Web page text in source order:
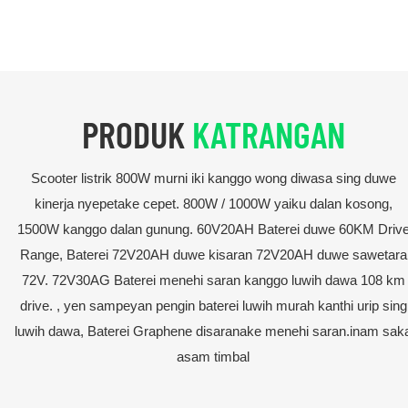
PRODUK KATRANGAN
Scooter listrik 800W murni iki kanggo wong diwasa sing duwe
kinerja nyepetake cepet. 800W / 1000W yaiku dalan kosong,
1500W kanggo dalan gunung. 60V20AH Baterei duwe 60KM
Range, Baterei 72V20AH duwe kisaran 72V20AH duwe sawetara
72V. 72V30AG Baterei menehi saran kanggo luwih dawa 108 km
drive. , yen sampeyan pengin baterei luwih murah kanthi urip sing
luwih dawa, Baterei Graphene disaranake menehi saran.inam
asam timbal